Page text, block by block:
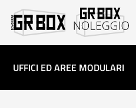
UFFICI ED AREE MODULARI